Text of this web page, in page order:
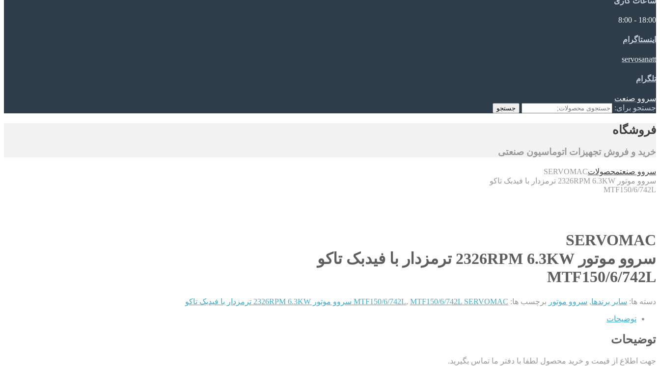
18:00 - 8:00
اینستاگرام
servosanatt
تلگرام
سروو صنعت
جستجو برای:
جستجو
فروشگاه
خرید و فروش تجهیزات اتوماسیون صنعتی
سروو صنعتمحصولاتSERVOMAC
سروو موتور 2326RPM 6.3KW ترمزدار با فیدبک تاکو
MTF150/6/742L
SERVOMAC
سروو موتور 2326RPM 6.3KW ترمزدار با فیدبک تاکو
MTF150/6/742L
دسته ها: سایر برندها, سروو موتور برچسب ها: MTF150/6/742L, MTF150/6/742L SERVOMAC سروو موتور 2326RPM 6.3KW ترمزدار با فیدبک تاکو
توضیحات
توضیحات
جهت اطلاع از قیمت و خرید محصول لطفا با دفتر ما تماس بگیرید.